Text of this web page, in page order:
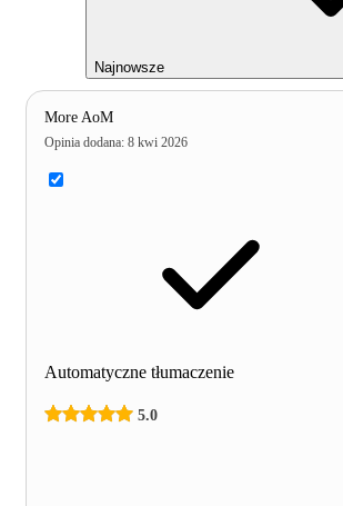
Najnowsze
More AoM
Opinia dodana: 8 kwi 2026
Automatyczne tłumaczenie
5.0